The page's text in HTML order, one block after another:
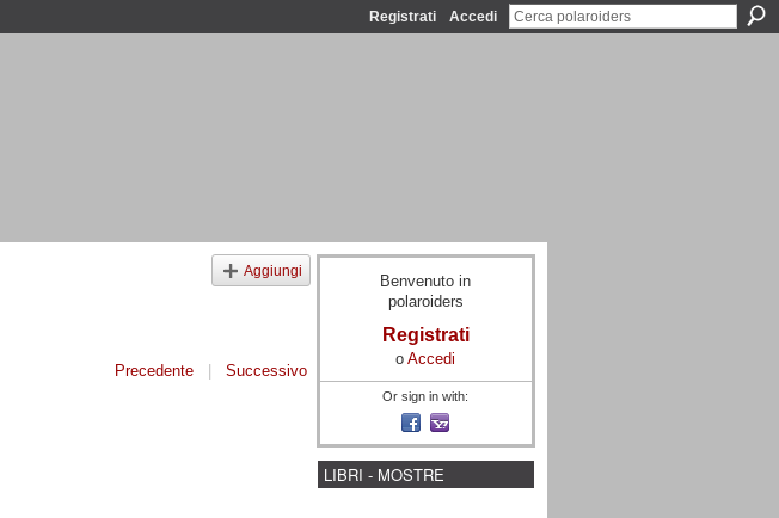
Registrati Accedi
Aggiungi
Precedente | Successivo
Benvenuto in
polaroiders
Registrati
o Accedi
Or sign in with:
LIBRI - MOSTRE